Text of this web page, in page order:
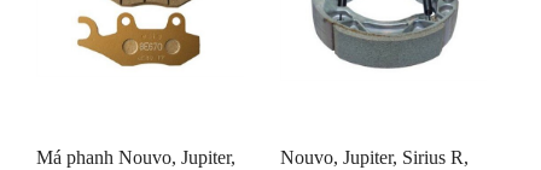
Má phanh Nouvo, Jupiter,
Nouvo, Jupiter, Sirius R,